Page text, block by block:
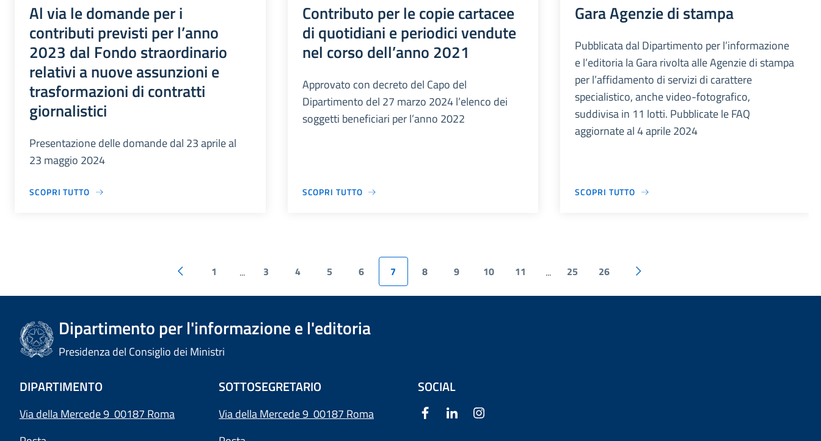
Al via le domande per i
contributi previsti per l’anno
2023 dal Fondo straordinario
relativi a nuove assunzioni e
trasformazioni di contratti
giornalistici
Presentazione delle domande dal 23 aprile al
23 maggio 2024
SCOPRI TUTTO
Contributo per le copie cartacee
di quotidiani e periodici vendute
nel corso dell’anno 2021
Approvato con decreto del Capo del
Dipartimento del 27 marzo 2024 l’elenco dei
soggetti beneficiari per l’anno 2022
SCOPRI TUTTO
Gara Agenzie di stampa
Pubblicata dal Dipartimento per l’informazione
e l’editoria la Gara rivolta alle Agenzie di stampa
per l’affidamento di servizi di carattere
specialistico, anche video-fotografico,
suddivisa in 11 lotti. Pubblicate le FAQ
aggiornate al 4 aprile 2024
SCOPRI TUTTO
1 ... 3 4 5 6 7 8 9 10 11 ... 25 26
Dipartimento per l'informazione e l'editoria
Presidenza del Consiglio dei Ministri
DIPARTIMENTO
Via della Mercede 9 00187 Roma
SOTTOSEGRETARIO
Via della Mercede 9 00187 Roma
SOCIAL